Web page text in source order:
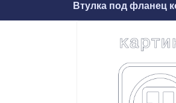
Втулка под фланец